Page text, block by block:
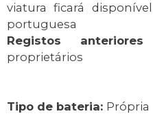
viatura ficará
portuguesa
Registos
proprietários
Tipo de bateria: Própria